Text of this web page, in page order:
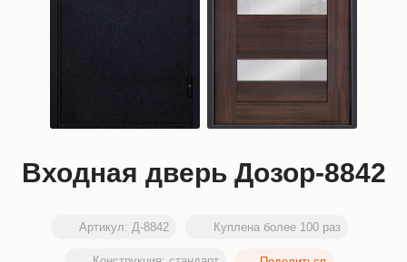
Входная дверь Дозор-8842
Артикул: Д-8842 Куплена более 100 раз